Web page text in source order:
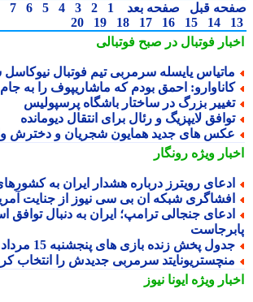
قبل صفحه بعد 1
2
3
4
5
6
7
8
14
15
16
17
18
19
20
فوتبال در صبح فوتبالی
یایسله سرمربی تیم فوتبال نیوکاسل شد
احمق بودم که ماشاریپوف را به جام
بزرگ در ساختار باشگاه پرسپولیس
لایپزیگ و رئال برای انتقال دیومانده
های جدید همایون شجریان و دخترش
ویژهرونگار
رویترز درباره هشدار ایران به کشورهای
شبکه ان بی سی نیوز از جنایت آمریکا
جنجالی ترامپ؛ ایران به دنبال توافق
پخش زنده بازی های پنجشنبه 15 مرداد
سرمربی جدیدش را انتخاب کرد
ویژهایونا نیوز